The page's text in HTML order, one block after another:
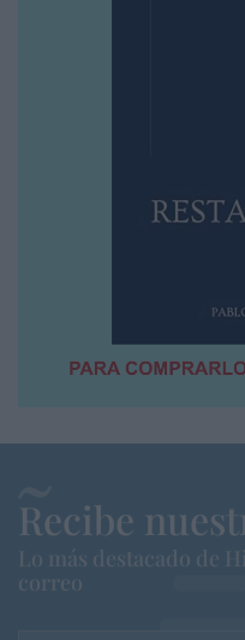
Recibe
Lo más destacado de
correo